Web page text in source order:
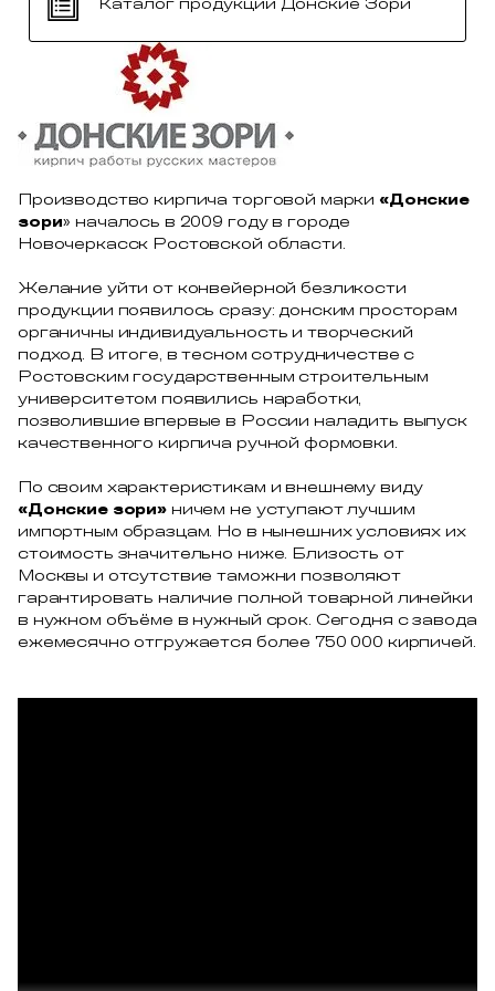
Каталог продукции Донские Зори
Производство кирпича торговой марки «Донские
зори» началось в 2009 году в городе
Новочеркасск Ростовской области.
Желание уйти от конвейерной безликости
продукции появилось сразу: донским просторам
органичны индивидуальность и творческий
подход. В итоге, в тесном сотрудничестве с
Ростовским государственным строительным
университетом появились наработки,
позволившие впервые в России наладить выпуск
качественного кирпича ручной формовки.
По своим характеристикам и внешнему виду
«Донские зори» ничем не уступают лучшим
импортным образцам. Но в нынешних условиях их
стоимость значительно ниже. Близость от
Москвы и отсутствие таможни позволяют
гарантировать наличие полной товарной линейки
в нужном объёме в нужный срок. Сегодня с завода
ежемесячно отгружается более 750 000 кирпичей.